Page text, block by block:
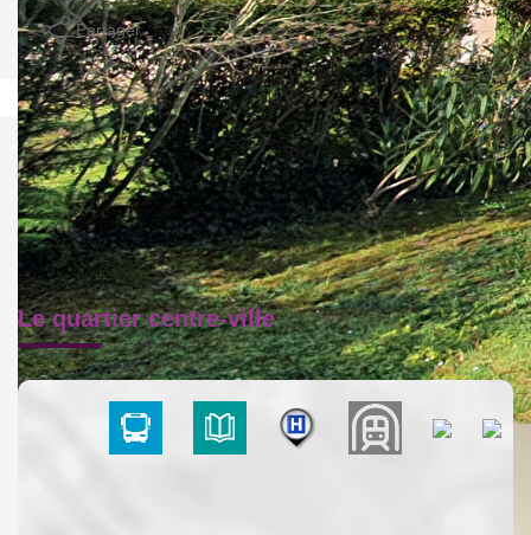
Partager Calculer mon budget
Le quartier centre-ville